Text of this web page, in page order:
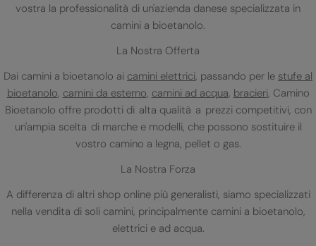
vostra la professionalità di un'azienda danese specializzata in
camini a bioetanolo.
La Nostra Offerta
Dai camini a bioetanolo ai camini elettrici, passando per le stufe al
bioetanolo, camini da esterno, camini ad acqua, bracieri, Camino
Bioetanolo offre prodotti di alta qualità a prezzi competitivi, con
un'ampia scelta di marche e modelli, che possono sostituire il
vostro camino a legna, pellet o gas.
La Nostra Forza
A differenza di altri shop online più generalisti, siamo specializzati
nella vendita di soli camini, principalmente camini a bioetanolo,
elettrici e ad acqua.